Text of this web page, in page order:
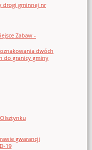
drogi gminnej nr
Zabaw -
dwóch
do granicy gminy
gwarancji
19